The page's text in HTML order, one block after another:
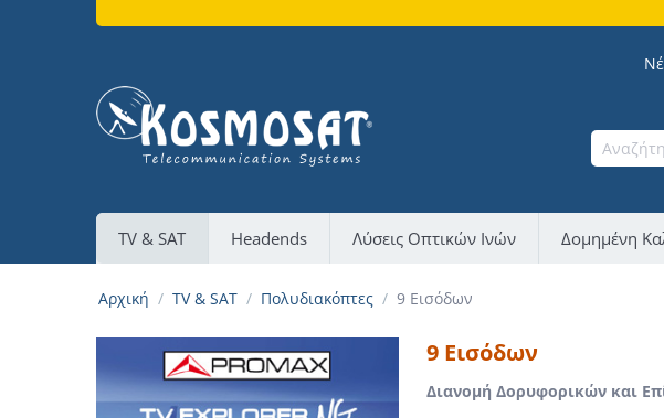
TV & SAT Headends Λύσεις Οπτικών Ινών Δομημένη
Αρχική / TV & SAT / Πολυδιακόπτες / 9 Εισόδων
9 Εισόδων
Διανομή Δορυφορικών και